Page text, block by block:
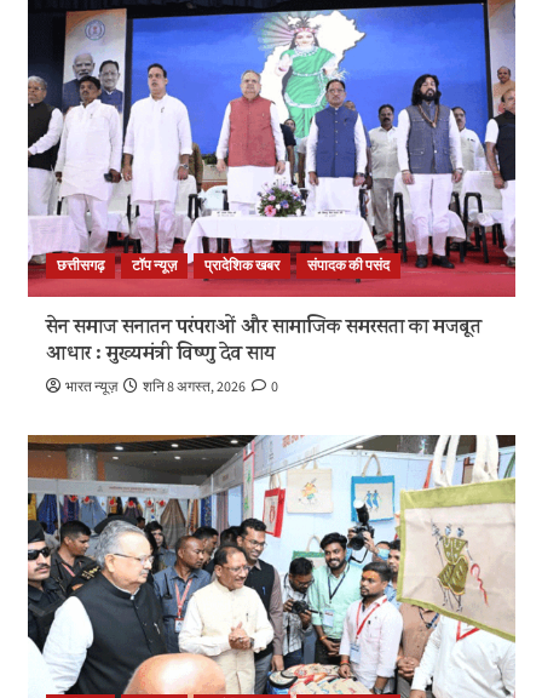
छत्तीसगढ़ टॉप न्यूज़ प्रादेशिक खबर संपादक की पसंद
सेन समाज सनातन परंपराओं और सामाजिक समरसता का मजबूत
आधार : मुख्यमंत्री विष्णु देव साय
भारत न्यूज़ शनि 8 अगस्त, 2026 0